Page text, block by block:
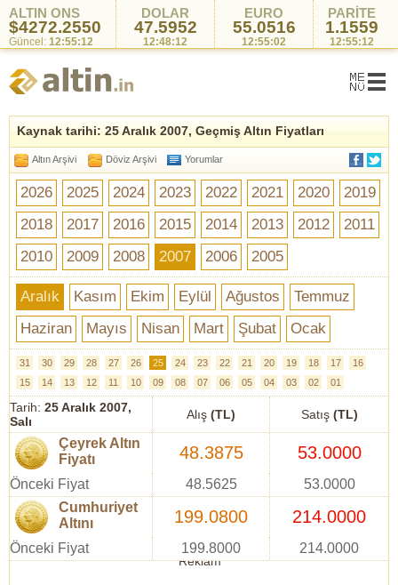
ALTIN ONS
$4272.2550
Güncel: 12:55:12
DOLAR
47.5952
12:48:12
EURO
55.0516
12:55:02
PARİTE
1.1559
12:55:12
Kaynak tarihi: 25 Aralık 2007, Geçmiş Altın Fiyatları
Altın Arşivi Döviz Arşivi Yorumlar
2026 2025 2024 2023 2022 2021 2020
2019
2018
2017 2016 2015 2014 2013 2012
2011
2010
2009 2008 2007 2006 2005
Aralık Kasım Ekim Eylül Ağustos
Temmuz
Haziran
Mayıs Nisan Mart Şubat Ocak
31 30 29 28 27 26 25 24 23 22 21 20 19 18 17
16
15
14 13 12 11 10 09 08 07 06 05 04 03 02 01
Tarih: 25 Aralık 2007,
Salı
Alış (TL) Satış (TL)
Çeyrek Altın
Fiyatı
48.3875 53.0000
Önceki Fiyat 48.5625
53.0000
Cumhuriyet
Altını
199.0800 214.0000
Önceki Fiyat 199.8000 214.0000
Reklam